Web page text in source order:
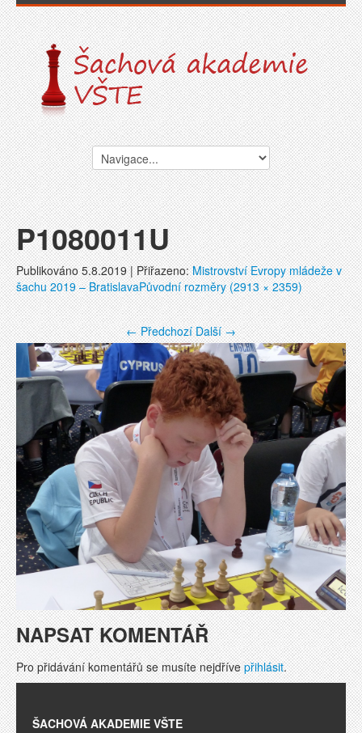
P1080011U
Publikováno5.8.2019| Přiřazeno:Mistrovství Evropy mládeže v
šachu 2019 – BratislavaPůvodní rozměry (2913 × 2359)
←Předchozí Další→
NAPSAT KOMENTÁŘ
Pro přidávání komentářů se musíte nejdřívepřihlásit.
ŠACHOVÁ AKADEMIE VŠTE